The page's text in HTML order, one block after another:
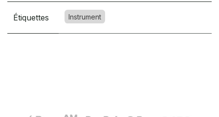
Étiquettes Instrument